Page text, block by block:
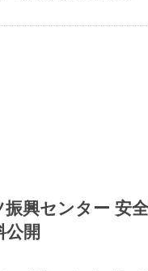
振興センター 安
公開